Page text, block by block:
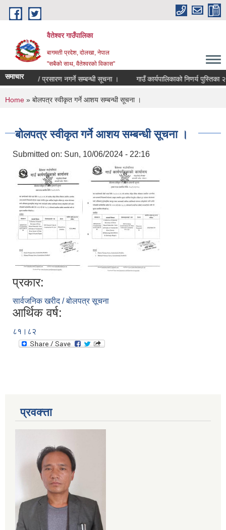
Skip to main content
वैतेश्वर गाउँपालिका
बागमती प्रदेश, दाेलखा, नेपाल
"सबैको साथ, वैतेश्वरको विकास"
समाचार
प्रकाशन / प्रसारण नगर्ने सम्बन्धी सूचना । गाउँ कार्यपालिकाको निणर्य पुस्तिका
You are here
Home » बोलपत्र स्वीकृत गर्ने आशय सम्बन्धी सूचना ।
बोलपत्र स्वीकृत गर्ने आशय सम्बन्धी सूचना ।
Submitted on: Sun, 10/06/2024 - 22:16
प्रकार:
सार्वजनिक खरीद / बोलपत्र सूचना
आर्थिक वर्ष:
८१।८२
प्रवक्त्ता